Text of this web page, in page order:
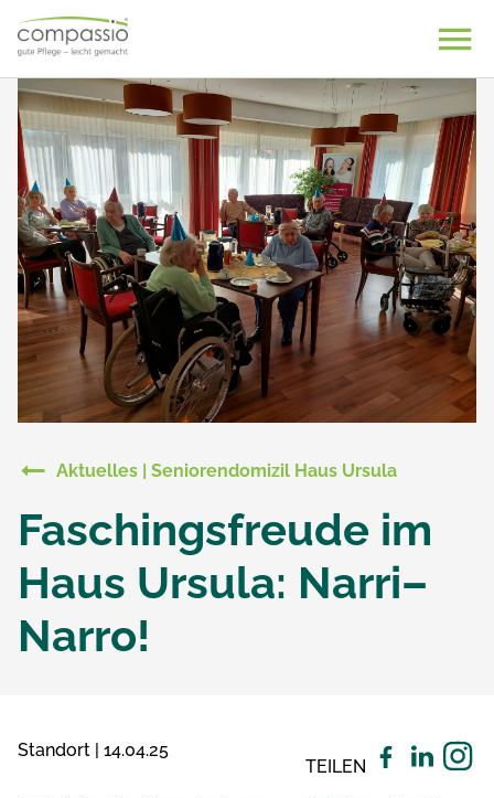
content
Aktuelles | Seniorendomizil Haus Ursula
Faschingsfreude im
Haus Ursula: Narri–
Narro!
Standort | 14.04.25
TEILEN